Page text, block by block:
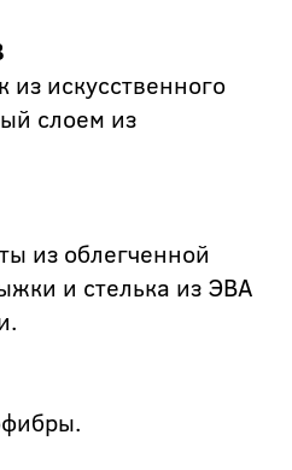
из искусственного
слоем из
из облегченной
и стелька из ЭВА